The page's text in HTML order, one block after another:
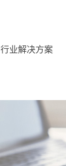
行业解决方案